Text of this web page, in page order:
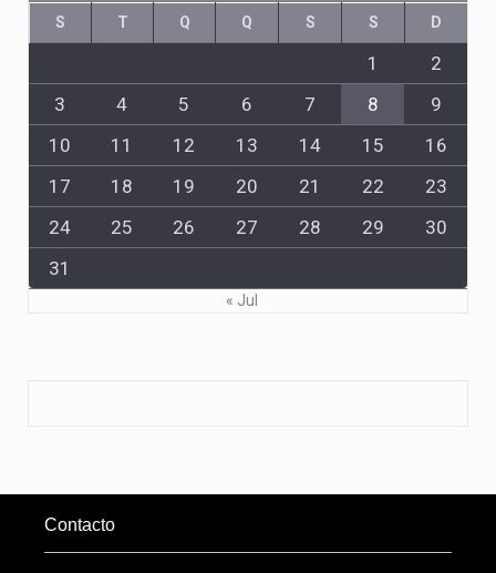
S T Q Q S S D
1
2
3
4 5 6 7 8
9
10
11 12 13 14 15
16
17
18 19 20 21 22
23
24
25 26 27 28 29
30
31
« Jul
Contacto